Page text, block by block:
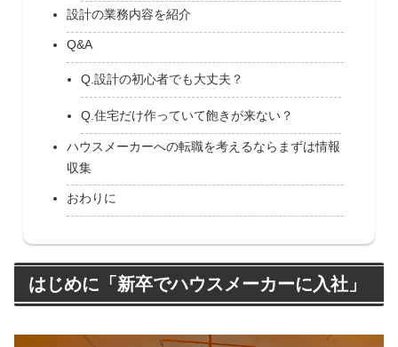
設計の業務内容を紹介
Q&A
Q.設計の初心者でも大丈夫？
Q.住宅だけ作っていて飽きが来ない？
ハウスメーカーへの転職を考えるならまずは情報
収集
おわりに
はじめに「新卒でハウスメーカーに入社」